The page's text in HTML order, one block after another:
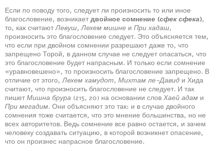
Если по поводу того, следует ли произносить то или иное
благословение, возникает двойное сомнение (сфек сфека),
то, как считаютЛевуш,Лехем мишне и При хадаш,
произносить это благословение следует. Это объясняется тем,
что если при двойном сомнении разрешают даже то, что
запрещено Торой, в данном случае не следует опасаться, что
это благословение будет напрасным. И только если сомнение
«уравновешено», то произносить благословение запрещено. В
отличие от этого,Лехем хамудот, Михтам ле-Давид и Хида
считают, что произносить благословение не следует. И так
пишет Мишна брура (215, 20) на основании слов Хаей адам и
При мегадим. Они объясняют это так: и в случае двойного
сомнения тоже считается, что это мнение большинства, но не
всех авторитетов. Ведь сомнение все равно остается, и зачем
человеку создавать ситуацию, в которой возникнет опасение,
что он произнес напрасное благословение.